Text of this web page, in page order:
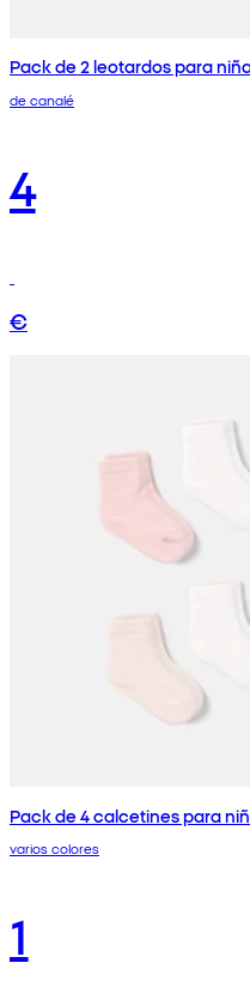
Pack de 2 leotardos para
de canalé
4
€
Pack de 4 calcetines para
varios colores
1